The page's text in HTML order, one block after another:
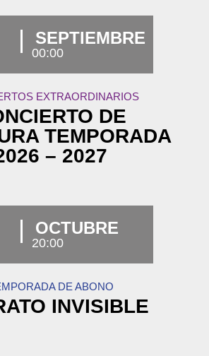
SEPTIEMBRE
00:00
EXTRAORDINARIOS
DE
TEMPORADA
– 2027
OCTUBRE
20:00
DE ABONO
INVISIBLE